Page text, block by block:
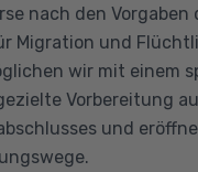
nach den Vorgaben
Migration und
wir mit einem
Vorbereitung
und